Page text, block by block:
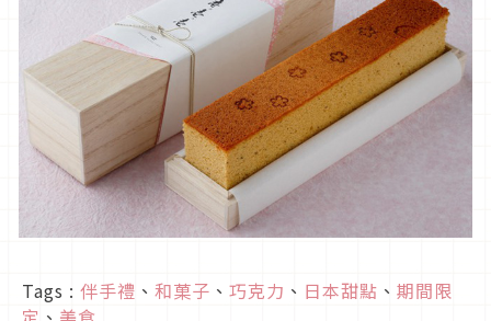
Tags : 伴手禮 、 和菓子 、 巧克力 、 日本甜點 、 期間限